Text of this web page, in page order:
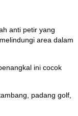
anti petir yang
area dalam
ini cocok
padang golf,